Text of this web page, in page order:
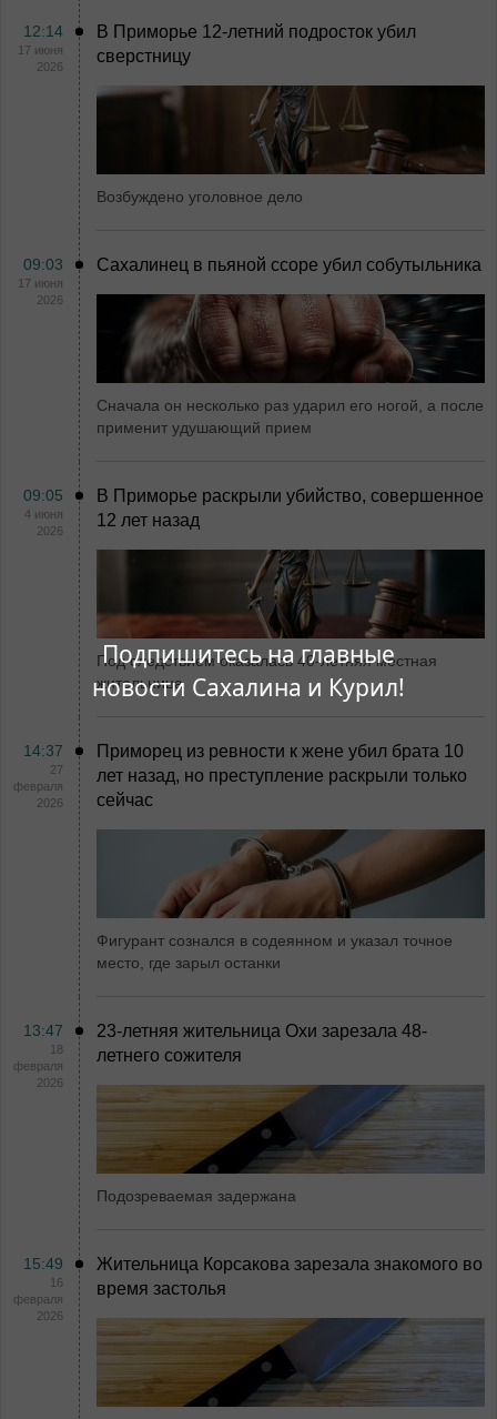
Подпишитесь на главные
новости Сахалина и Курил!
12:14
17 июня
2026
В Приморье 12-летний подросток убил
сверстницу
Возбуждено уголовное дело
09:03
17 июня
2026
Сахалинец в пьяной ссоре убил собутыльника
Сначала он несколько раз ударил его ногой, а после
применит удушающий прием
09:05
4 июня
2026
В Приморье раскрыли убийство, совершенное
12 лет назад
Под следствием оказалась 40-летняя местная
жительница
14:37
27
февраля
2026
Приморец из ревности к жене убил брата 10
лет назад, но преступление раскрыли только
сейчас
Фигурант сознался в содеянном и указал точное
место, где зарыл останки
13:47
18
февраля
2026
23-летняя жительница Охи зарезала 48-
летнего сожителя
Подозреваемая задержана
15:49
16
февраля
2026
Жительница Корсакова зарезала знакомого во
время застолья